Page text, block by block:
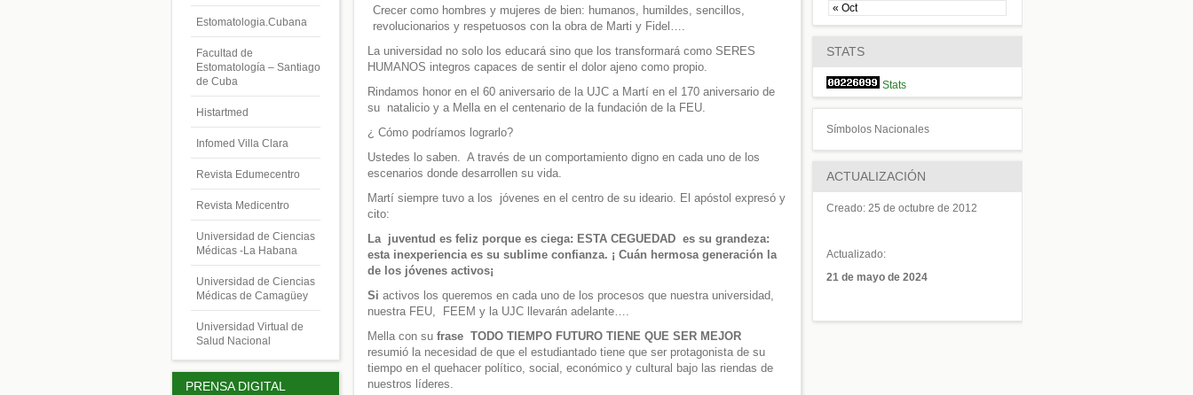
Crecer como hombres y mujeres de bien: humanos, humildes, sencillos,
revolucionarios y respetuosos con la obra de Marti y Fidel….
La universidad no solo los educará sino que los transformará como SERES
HUMANOS integros capaces de sentir el dolor ajeno como propio.
Rindamos honor en el 60 aniversario de la UJC a Martí en el 170 aniversario de
su natalicio y a Mella en el centenario de la fundación de la FEU.
¿ Cómo podríamos lograrlo?
Ustedes lo saben. A través de un comportamiento digno en cada uno de los
escenarios donde desarrollen su vida.
Martí siempre tuvo a los jóvenes en el centro de su ideario. El apóstol expresó y
cito:
La juventud es feliz porque es ciega: ESTA CEGUEDAD es su grandeza:
esta inexperiencia es su sublime confianza. ¡ Cuán hermosa generación la
de los jóvenes activos¡
Siactivos los queremos en cada uno de los procesos que nuestra universidad,
nuestra FEU, FEEM y la UJC llevarán adelante….
Mella con sufrase TODO TIEMPO FUTURO TIENE QUE SER MEJOR
resumió la necesidad de que el estudiantado tiene que ser protagonista de su
tiempo en el quehacer político, social, económico y cultural bajo las riendas de
nuestros líderes.
Estomatologia.Cubana
Facultad de
Estomatología – Santiago
de Cuba
Histartmed
Infomed Villa Clara
Revista Edumecentro
Revista Medicentro
Universidad de Ciencias
Médicas -La Habana
Universidad de Ciencias
Médicas de Camagüey
Universidad Virtual de
Salud Nacional
PRENSA DIGITAL
« Oct
STATS
Stats
Símbolos Nacionales
ACTUALIZACIÓN
Creado: 25 de octubre de 2012
Actualizado:
21 de mayo de 2024